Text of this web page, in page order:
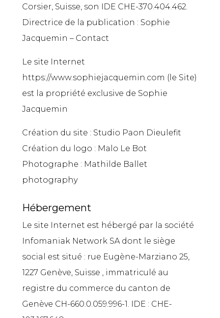
Corsier, Suisse, son IDE CHE-370.404.462.
Directrice de la publication : Sophie
Jacquemin – Contact
Le site Internet
https://www.sophiejacquemin.com (le Site)
est la propriété exclusive de Sophie
Jacquemin
Création du site : Studio Paon Dieulefit
Création du logo : Malo Le Bot
Photographe : Mathilde Ballet
photography
Hébergement
Le site Internet est hébergé par la société
Infomaniak Network SA dont le siège
social est situé : rue Eugène-Marziano 25,
1227 Genève, Suisse , immatriculé au
registre du commerce du canton de
Genève CH-660.0.059.996-1. IDE : CHE-